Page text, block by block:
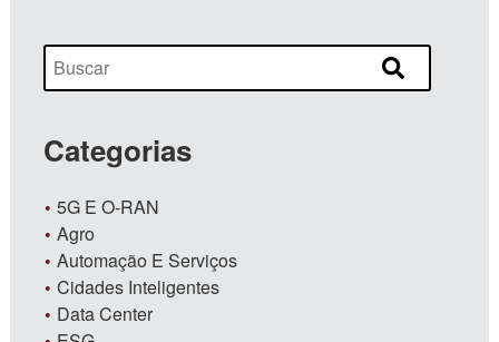
Categorias
5G E O-RAN
Agro
Automação E Serviços
Cidades Inteligentes
Data Center